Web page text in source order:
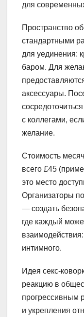
для
Пространство
стандартными
для уединения:
баром. Для
аксессуары.
с коллегами,
желание.
Стоимость
всего £45
это место
Организаторы
— создать
где каждый
интимного.
Идея секс-
реакцию в
прогрессивным
и укрепления